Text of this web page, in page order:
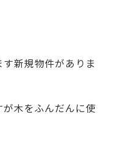
新規物件がありま
木をふんだんに使